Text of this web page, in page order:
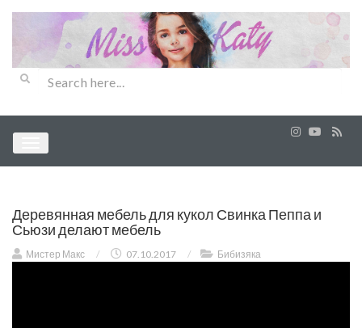
Деревянная мебель для кукол Свинка Пеппа и
Сьюзи делают мебель
Мистер Макс / 07.10.2017 / Бибизяка